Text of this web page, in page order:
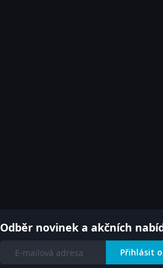
Odběr novinek a akčních
Přihlásit